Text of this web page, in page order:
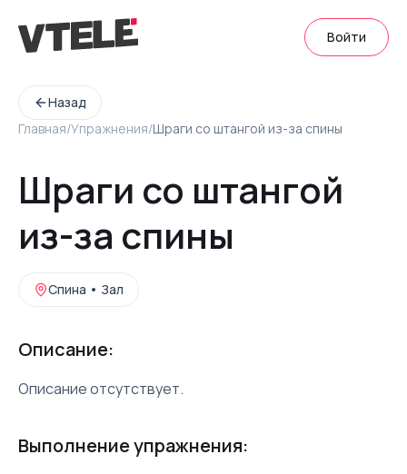
Войти
Назад
Главная/Упражнения/Шраги со штангой из-за спины
Шраги со штангой
из-за спины
Спина • Зал
Описание:
Описание отсутствует.
Выполнение упражнения: